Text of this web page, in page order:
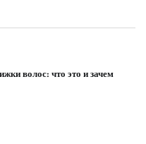
волос: что это и зачем